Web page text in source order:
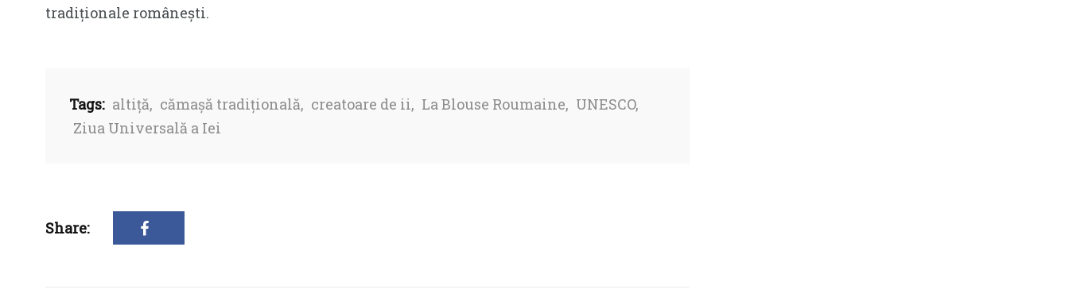
tradiționale românești.
Tags: altiță, cămașă tradițională, creatoare de ii, La Blouse Roumaine, UNESCO,
Ziua Universală a Iei
Share: